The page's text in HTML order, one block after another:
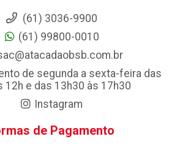
(61) 3036-9900
(61) 99800-0010
de segunda a sexta-feira das
12h e das 13h30 às 17h30
Instagram
de Pagamento